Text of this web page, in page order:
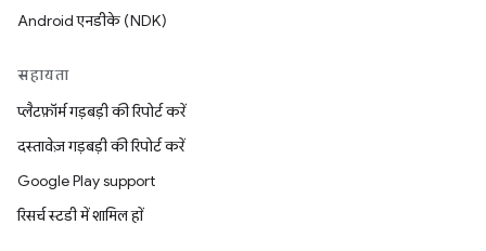
Android एनडीके (NDK)
सहायता
प्लैटफ़ॉर्म गड़बड़ी की रिपोर्ट करें
दस्तावेज़ गड़बड़ी की रिपोर्ट करें
Google Play support
रिसर्च स्टडी में शामिल हों